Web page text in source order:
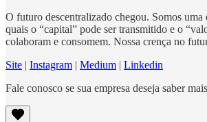
O futuro descentralizado chegou. Somos
quais o “capital” pode ser transmitido e o
colaboram e consomem. Nossa crença no
Site | Instagram | Medium | Linkedin
Fale conosco se sua empresa deseja saber